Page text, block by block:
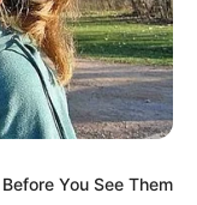
You See Them